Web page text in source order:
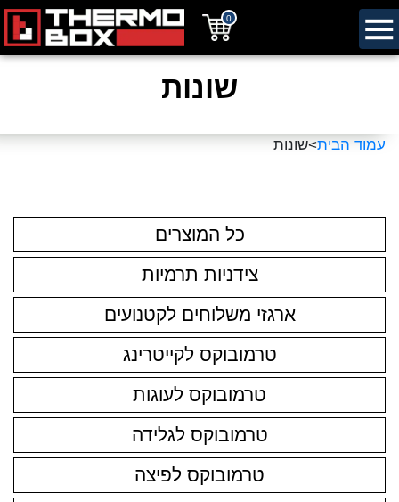
0
שונות
עמוד הבית>שונות
כל המוצרים
צידניות תרמיות
ארגזי משלוחים לקטנועים
טרמובוקס לקייטרינג
טרמובוקס לעוגות
טרמובוקס לגלידה
טרמובוקס לפיצה